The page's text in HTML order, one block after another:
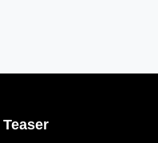
Teaser